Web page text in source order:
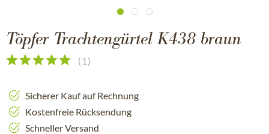
Töpfer Trachtengürtel K438 braun
( 1)
Sicherer Kauf auf Rechnung
Kostenfreie Rücksendung
Schneller Versand